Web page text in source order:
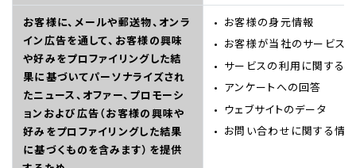
お客様に、メールや郵送物、オンラ
イン広告を通して、お客様の興味
や好みをプロファイリングした結
果に基づいてパーソナライズされ
たニュース、オファー、プロモーシ
ョンおよび広告（お客様の興味や
好みをプロファイリングした結果
に基づくものを含みます）を提供
お客様の身元情報
お客様が当社のサービス
サービスの利用に関する
アンケートへの回答
ウェブサイトのデータ
お問い合わせに関する情